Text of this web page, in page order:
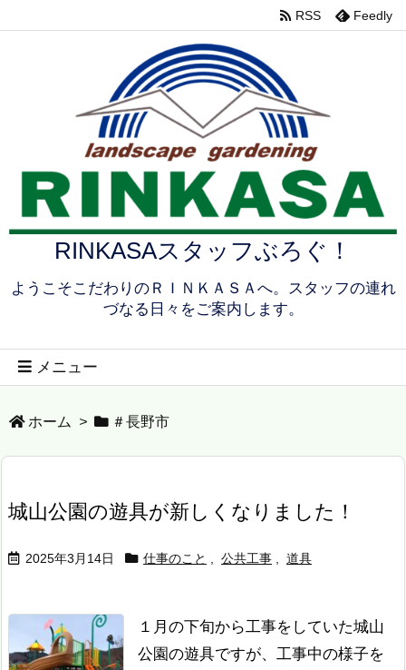
RINKASAスタッフぶろぐ！
ようこそこだわりのＲＩＮＫＡＳＡへ。スタッフの連れ
づなる日々をご案内します。
メニュー
RSS Feedly
ホーム > ＃長野市
城山公園の遊具が新しくなりました！
2025年3月14日 仕事のこと 公共工事 道具
１月の下旬から工事をしていた城山
公園の遊具ですが、工事中の様子を